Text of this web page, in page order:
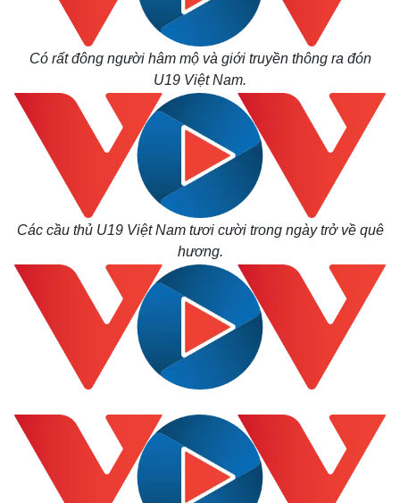
Quan sát
Cuộc sống đó đây
Hồ sơ
Video
E-Magazine
Infographic
Có rất đông người hâm mộ và giới truyền thông ra đón
U19 Việt Nam.
Các cầu thủ U19 Việt Nam tươi cười trong ngày trở về quê
hương.